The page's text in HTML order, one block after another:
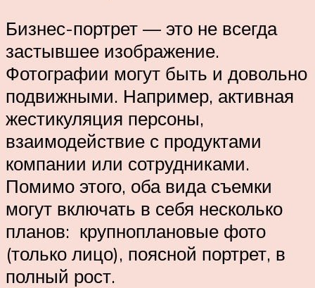
Бизнес-портрет — это не всегда
застывшее изображение.
Фотографии могут быть и довольно
подвижными. Например, активная
жестикуляция персоны,
взаимодействие с продуктами
компании или сотрудниками.
Помимо этого, оба вида съемки
могут включать в себя несколько
планов: крупноплановые фото
(только лицо), поясной портрет, в
полный рост.